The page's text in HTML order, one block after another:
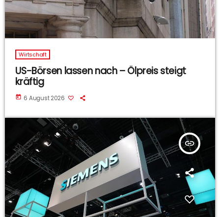
Wirtschaft
US-Börsen lassen nach – Ölpreis steigt
kräftig
today 6 August 2026
insert_link